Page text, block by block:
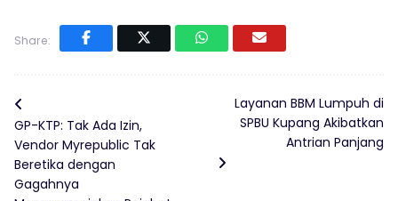
Share:
GP-KTP: Tak Ada Izin,
Vendor Myrepublic Tak
Beretika dengan
Gagahnya
Layanan BBM Lumpuh di
SPBU Kupang Akibatkan
Antrian Panjang